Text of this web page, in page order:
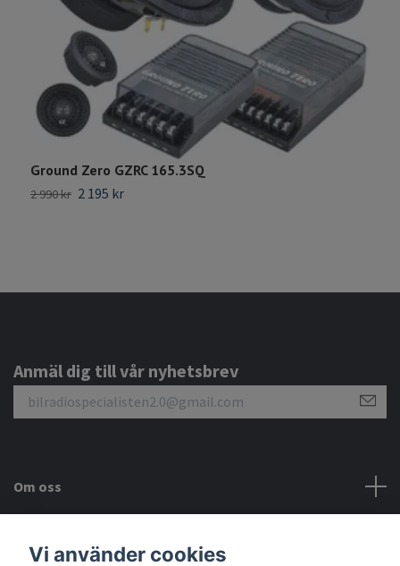
Ground Zero GZRC 165.3SQ
2 990 kr 2 195 kr
Anmäl dig till vår nyhetsbrev
Om oss
Vi använder cookies